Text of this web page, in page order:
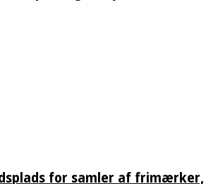
for samler af frimærker,